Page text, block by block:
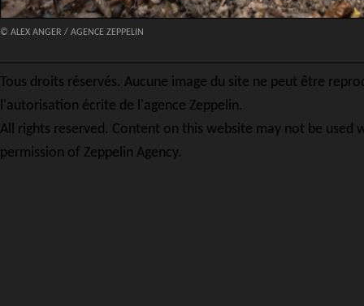
© ALEX ANGER / AGENCE ZEPPELIN
Tous droits réservés. Aucune image du site ne peut être
l'autorisation écrite de l'agence Zeppelin.
All rights reserved. Content on this website may not be used
permission of Zeppelin Agency.